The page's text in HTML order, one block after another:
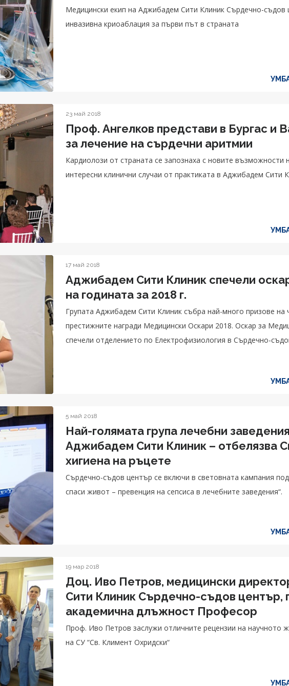
Медицински екип на Аджибадем Сити Клиник Сърдечно-
инвазивна криоаблация за първи път в страната
23 май 2018
Проф. Ангелков представи в Бургас и
за лечение на сърдечни аритмии
Кардиолози от страната се запознаха с новите възможности
интересни клинични случаи от практиката в Аджибадем Сити
17 май 2018
Аджибадем Сити Клиник спечели
на годината за 2018 г.
Групата Аджибадем Сити Клиник събра най-много призове на
престижните награди Медицински Оскари 2018. Оскар за
спечели отделението по Електрофизиология в Сърдечно-съдовия център,
5 май 2018
Най-голямата група лечебни
Аджибадем Сити Клиник – отбелязва
хигиена на ръцете
Сърдечно-съдов център се включи в световната кампания
спаси живот – превенция на сепсиса в лечебните заведения“.
19 мар 2018
Доц. Иво Петров, медицински
Сити Клиник Сърдечно-съдов център,
академична длъжност Професор
Проф. Иво Петров заслужи отличните рецензии на научното жури към Медицински
на СУ “Св. Климент Охридски“